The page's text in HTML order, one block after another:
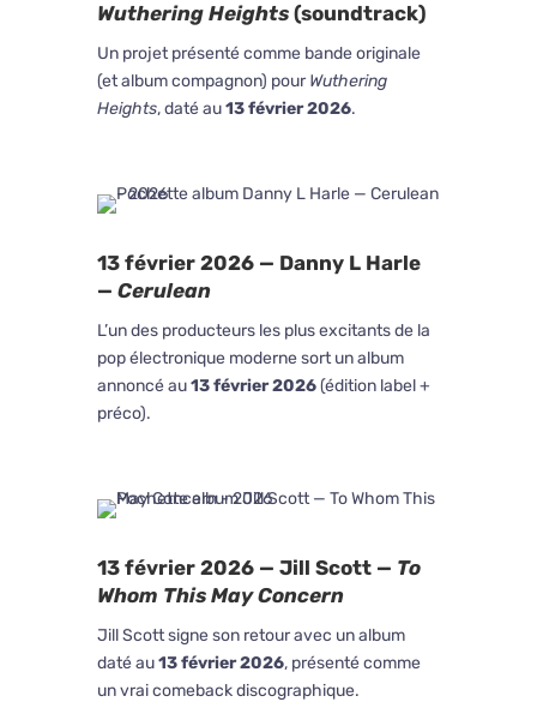
Wuthering Heights(soundtrack)
Un projet présenté comme bande originale
(et album compagnon) pour Wuthering
Heights, daté au13 février 2026.
13 février 2026 — Danny L Harle
— Cerulean
L’un des producteurs les plus excitants de la
pop électronique moderne sort un album
annoncé au13 février 2026(édition label +
préco).
13 février 2026 — Jill Scott — To
Whom This May Concern
Jill Scott signe son retour avec un album
daté au13 février 2026, présenté comme
un vrai comeback discographique.